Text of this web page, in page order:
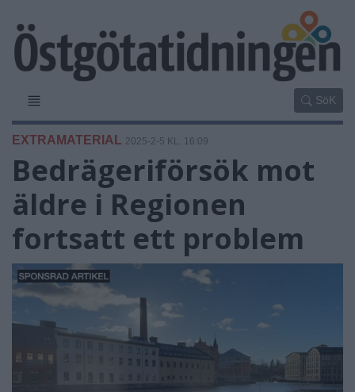
SöK
EXTRAMATERIAL 2025-2-5 KL. 16:09
Bedrägeriförsök mot
äldre i Regionen
fortsatt ett problem